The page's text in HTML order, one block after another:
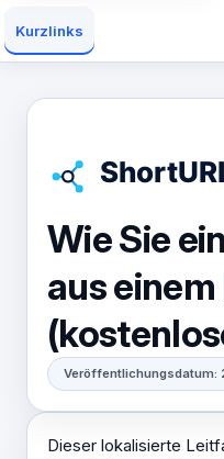
Kurzlinks
Wie Sie
aus
Veröffentlichungsdatum:
Dieser lokalisierte